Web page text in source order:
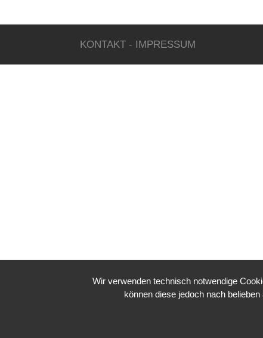
KONTAKT - IMPRESSUM
Wir verwenden technisch notwendige
können diese jedoch nach